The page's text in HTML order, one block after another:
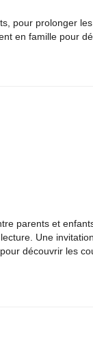
pour prolonger
en famille pour
parents et
Une
découvrir les